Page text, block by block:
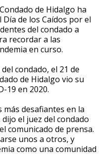
de Hidalgo ha
de los Caídos por el
del condado a
recordar a las
en curso.
condado, el 21 de
de Hidalgo vio su
19 en 2020.
más desafiantes en la
el juez del condado
comunicado de prensa.
unos a otros, y
como una comunidad